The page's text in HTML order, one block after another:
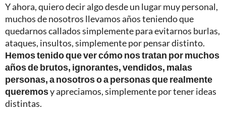
Y ahora, quiero decir algo desde un lugar muy personal,
muchos de nosotros llevamos años teniendo que
quedarnos callados simplemente para evitarnos burlas,
ataques, insultos, simplemente por pensar distinto.
Hemos tenido que ver cómo nos tratan por muchos
años de brutos, ignorantes, vendidos, malas
personas, a nosotros o a personas que realmente
queremosy apreciamos, simplemente por tener ideas
distintas.